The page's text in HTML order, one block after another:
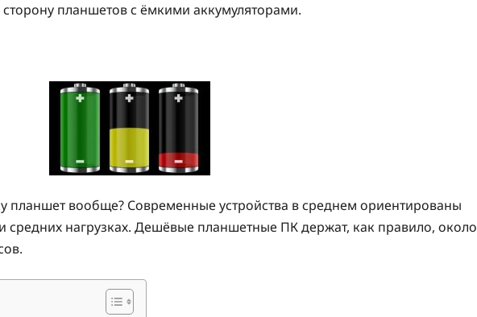
планшетов с ёмкими аккумуляторами.
планшет вообще? Современные устройства в среднем ориентированы
средних нагрузках. Дешёвые планшетные ПК держат, как правило, около